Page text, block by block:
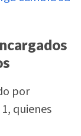
por
quienes